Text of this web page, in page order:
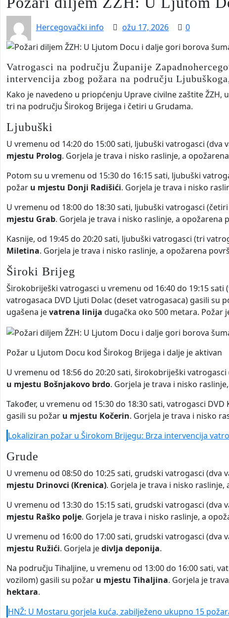
Hercegovački info ožu 17, 2026 0
Vatrogasci na području Županije
intervencija zbog požara na području
Kako je navedeno u priopćenju Uprave civilne zaštite ŽZH,
tri na području Širokog Brijega i četiri u Grudama.
Ljubuški
U vremenu od 14:20 do 15:00 sati, ljubuški vatrogasci
mjestu Prolog. Gorjela je trava i nisko raslinje, a
Potom su u vremenu od 15:30 do 16:15 sati, ljubuški
požar u mjestu Donji Radišići. Gorjela je trava i nisko
U vremenu od 18:00 do 18:30 sati, ljubuški vatrogasci
mjestu Grab. Gorjela je trava i nisko raslinje, a opožarena
Kasnije, od 19:45 do 20:20 sati, ljubuški vatrogasci (tri
Miletina. Gorjela je trava i nisko raslinje, a opožarena
Široki Brijeg
Širokobriješki vatrogasci u vremenu od 16:40 do 19:15
vatrogasaca DVD Ljuti Dolac (deset vatrogasaca) gasili su
ugašena jevatrena linija dugačka oko 500 metara. Požar
Požar u Ljutom Docu kod Širokog Brijega i dalje je aktivan
U vremenu od 18:56 do 20:20 sati, širokobriješki
u mjestu Bošnjakovo brdo. Gorjela je trava i nisko
Također, u vremenu od 15:30 do 18:30 sati, vatrogasci
gasili su požar u mjestu Kočerin. Gorjela je trava i nisko
Lokaliziran požar u Širokom Brijegu: Brza intervencija
Grude
U vremenu od 08:50 do 10:25 sati, grudski vatrogasci
mjestu Drinovci (Krenica). Gorjela je trava i nisko
U vremenu od 13:30 do 15:15 sati, grudski vatrogasci
mjestu Raško polje. Gorjela je trava i nisko raslinje, a
U vremenu od 16:00 do 17:00 sati, grudski vatrogasci
mjestu Ružići. Gorjela jedivlja deponija.
Na području Tihaljine, u vremenu od 13:00 do 16:00 sati,
vozilom) gasili su požar u mjestu Tihaljina. Gorjela je
hektara.
HNŽ: U Mostaru gorjela kuća, zabilježeno ukupno 15